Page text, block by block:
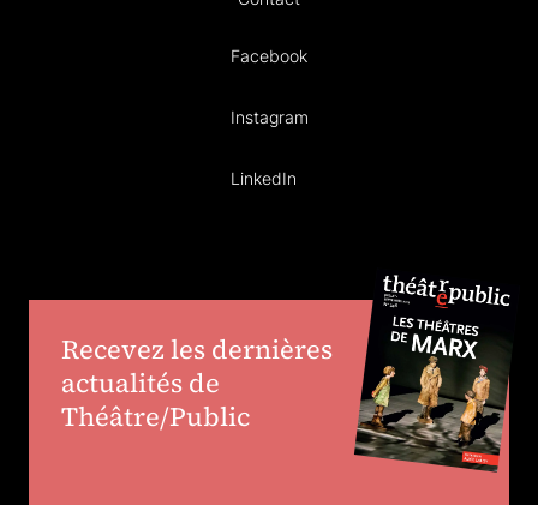
Facebook
Instagram
LinkedIn
Recevez les dernières
actualités de
Théâtre/Public